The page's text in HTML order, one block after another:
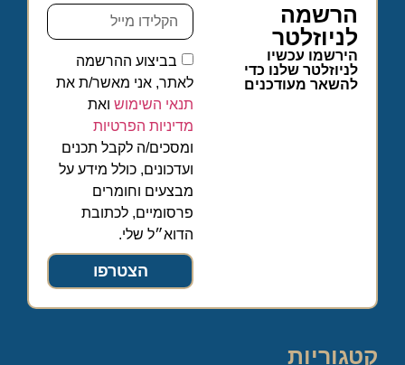
הרשמה
לניוזלטר
הירשמו עכשיו
לניוזלטר שלנו כדי
להשאר מעודכנים
בביצוע ההרשמה
לאתר, אני מאשר/ת את
תנאי השימוש ואת
מדיניות הפרטיות
ומסכים/ה לקבל תכנים
ועדכונים, כולל מידע על
מבצעים וחומרים
פרסומיים, לכתובת
הדוא״ל שלי.
הצטרפו
קטגוריות